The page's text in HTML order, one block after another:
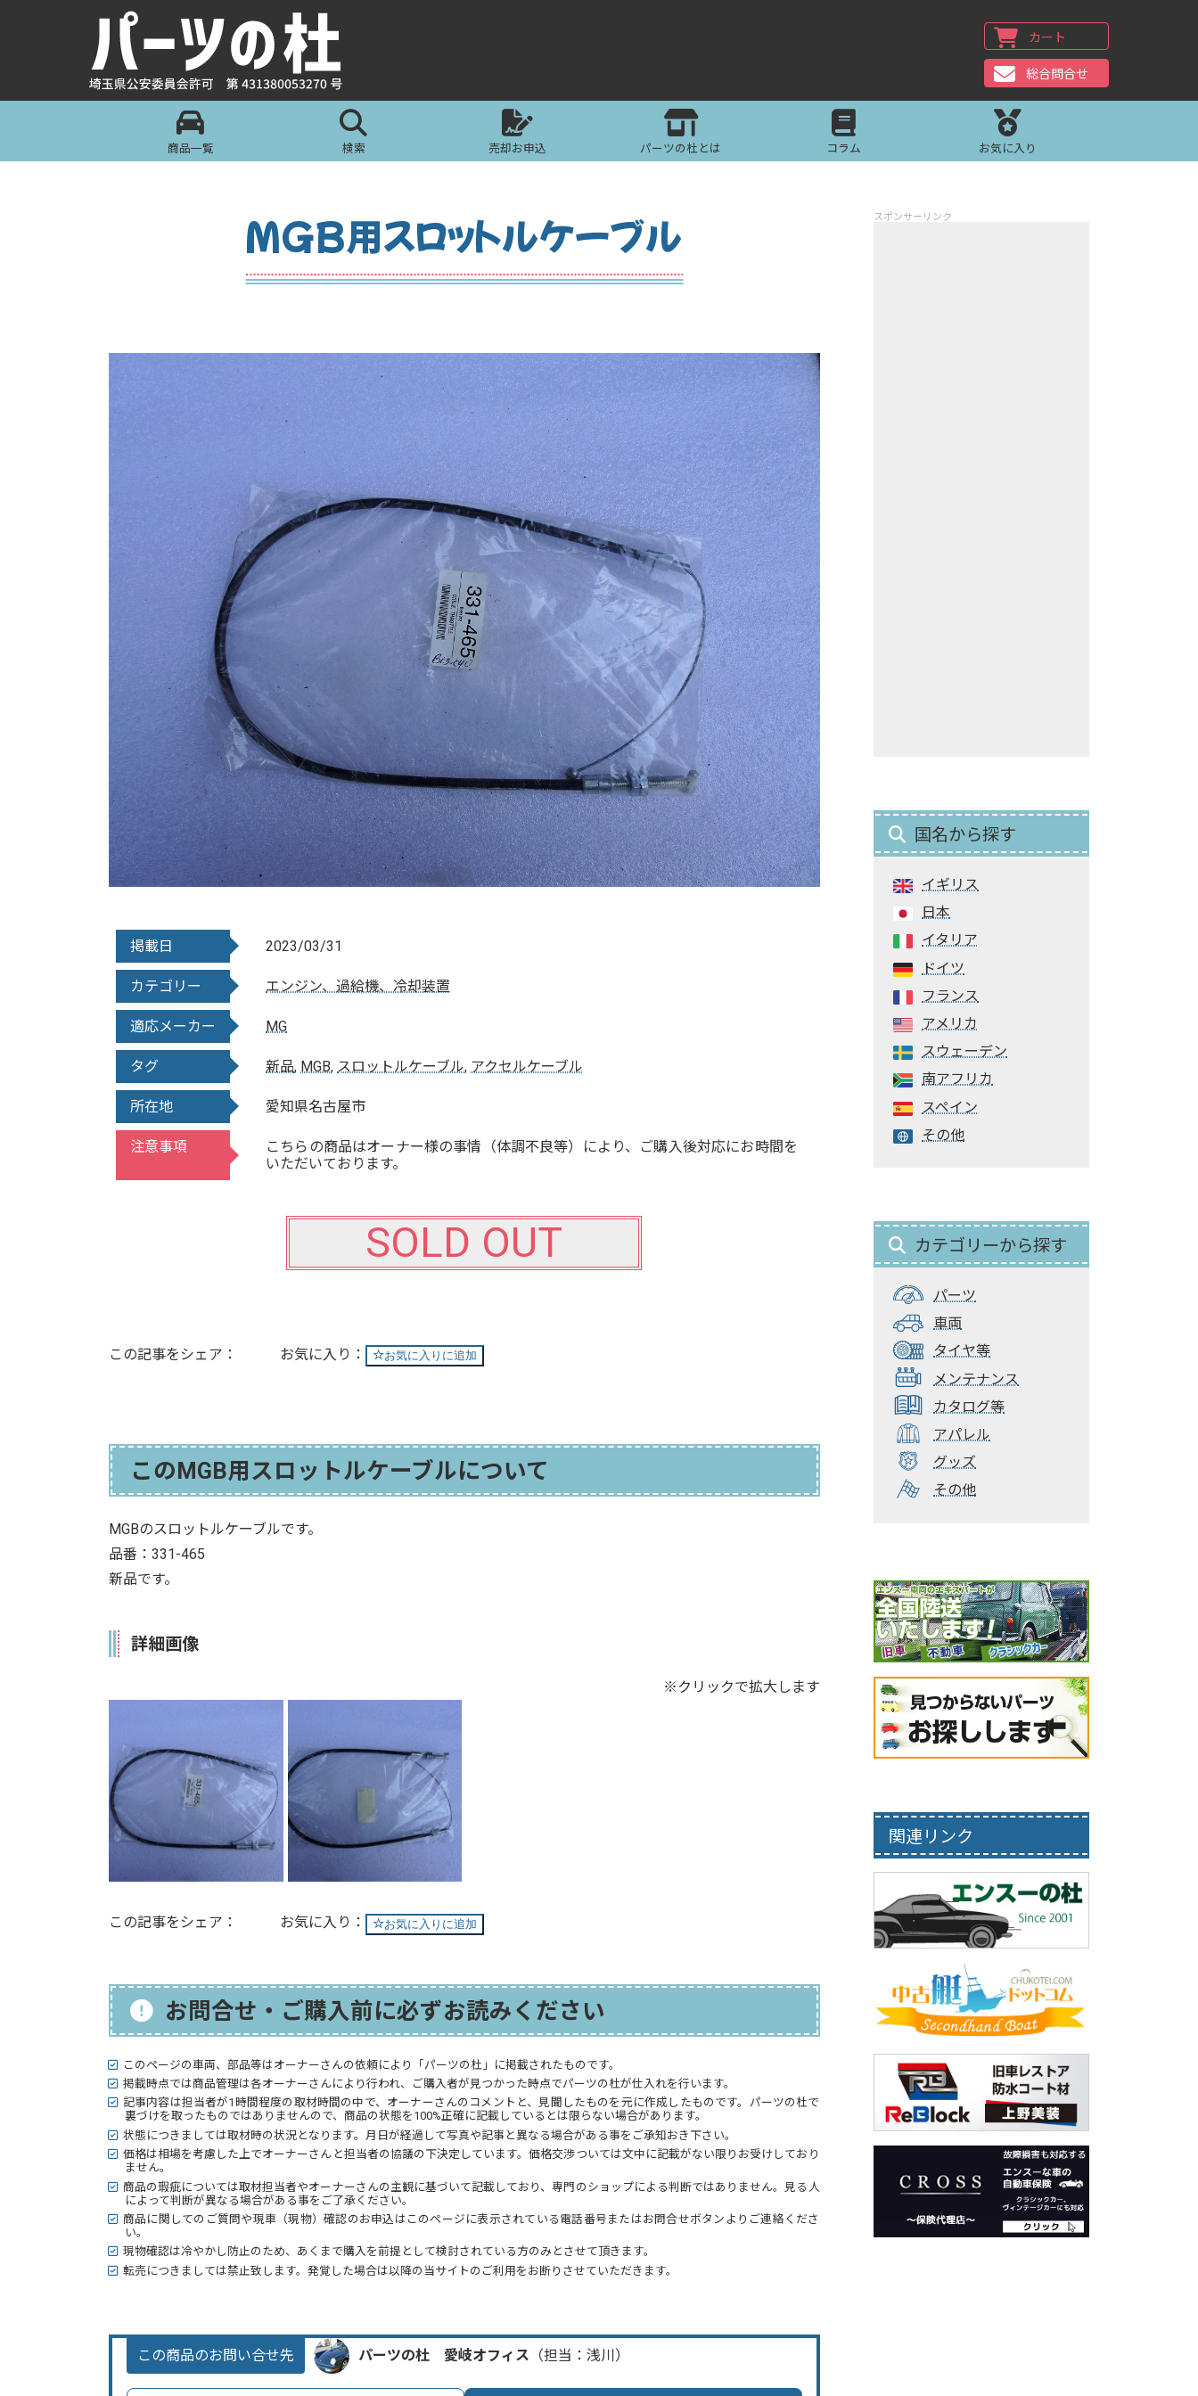
カート
総合問合せ
商品一覧 検索 売却お申込 パーツの杜とは コラム お気に入り
MGB用スロットルケーブル
掲載日 2023/03/31
カテゴリー エンジン、過給機、冷却装置
適応メーカー MG
タグ 新品, MGB, スロットルケーブル, アクセルケーブル
所在地 愛知県名古屋市
注意事項
こちらの商品はオーナー様の事情（体調不良等）により、ご購入後対応にお時間を
いただいております。
SOLD OUT
この記事をシェア： お気に入りに追加
このMGB用スロットルケーブルについて
MGBのスロットルケーブルです。
品番：331-465
新品です。
詳細画像
※クリックで拡大します
お気に入りに追加
この記事をシェア：
お問合せ・ご購入前に必ずお読みください
このページの車両、部品等はオーナーさんの依頼により「パーツの杜」に掲載されたものです。
掲載時点では商品管理は各オーナーさんにより行われ、ご購入者が見つかった時点でパーツの杜が仕入れを行います。
記事内容は担当者が1時間程度の取材時間の中で、オーナーさんのコメントと、見聞したものを元に作成したものです。パーツの杜で
裏づけを取ったものではありませんので、商品の状態を100%正確に記載しているとは限らない場合があります。
状態につきましては取材時の状況となります。月日が経過して写真や記事と異なる場合がある事をご承知おき下さい。
価格は相場を考慮した上でオーナーさんと担当者の協議の下決定しています。価格交渉ついては文中に記載がない限りお受けしており
ません。
商品の瑕疵については取材担当者やオーナーさんの主観に基づいて記載しており、専門のショップによる判断ではありません。見る人
によって判断が異なる場合がある事をご了承ください。
商品に関してのご質問や現車（現物）確認のお申込はこのページに表示されている電話番号またはお問合せボタンよりご連絡くださ
い。
現物確認は冷やかし防止のため、あくまで購入を前提として検討されている方のみとさせて頂きます。
転売につきましては禁止致します。発覚した場合は以降の当サイトのご利用をお断りさせていただきます。
この商品のお問い合せ先 パーツの杜 愛岐オフィス （担当：浅川）
スポンサーリンク
国名から探す
イギリス
日本
イタリア
ドイツ
フランス
アメリカ
スウェーデン
南アフリカ
スペイン
その他
カテゴリーから探す
パーツ
車両
タイヤ等
メンテナンス
カタログ等
アパレル
グッズ
その他
関連リンク